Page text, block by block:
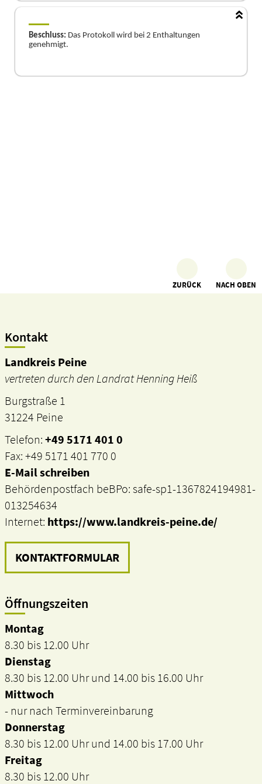
Beschluss: Das Protokoll wird bei 2 Enthaltungen
genehmigt.
ZURÜCK NACH OBEN
Kontakt
Landkreis Peine
vertreten durch den Landrat Henning Heiß
Burgstraße 1
31224 Peine
Telefon:+49 5171 401 0
Fax: +49 5171 401 770 0
E-Mail schreiben
Behördenpostfach beBPo: safe-sp1-1367824194981-
013254634
Internet: https://www.landkreis-peine.de/
KONTAKTFORMULAR
Öffnungszeiten
Montag
8.30 bis 12.00 Uhr
Dienstag
8.30 bis 12.00 Uhr und 14.00 bis 16.00 Uhr
Mittwoch
- nur nach Terminvereinbarung
Donnerstag
8.30 bis 12.00 Uhr und 14.00 bis 17.00 Uhr
Freitag
8.30 bis 12.00 Uhr